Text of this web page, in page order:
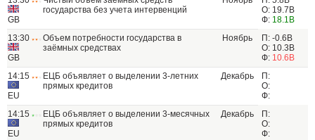
GB
государства без учета интервенций
О: 19.7B
Ф: 18.1B
13:30
GB
Объем потребности государства в
заёмных средствах
Ноябрь
П: -0.6B
О: 10.3B
Ф: 10.6B
14:15
EU
ЕЦБ объявляет о выделении 3-летних
прямых кредитов
Декабрь
П:
О:
Ф:
14:15
EU
ЕЦБ объявляет о выделении 3-месячных
прямых кредитов
Декабрь
П:
О:
Ф: